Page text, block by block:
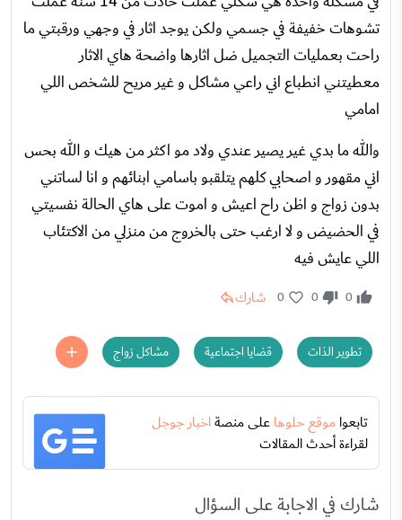
تشوهات خفيفة في جسمي ولكن يوجد اثار في وجهي ورقبتي ما
راحت بعمليات التجميل ضل اثارها واضحة هاي الاثار
معطيتني انطباع اني راعي مشاكل و غير مريح للشخص اللي
امامي
والله ما بدي غير يصير عندي ولاد مو اكثر من هيك و الله بحس
اني مقهور و اصحابي كلهم يتلقبو باسامي ابنائهم و انا لساتني
بدون زواج و اظن راح اعيش و اموت على هاي الحالة نفسيتي
في الحضيض و لا ارغب حتى بالخروج من منزلي من الاكتئاب
اللي عايش فيه
0
0
0 شارك
تطوير الذات قضايا اجتماعية مشاكل زواج
تابعواموقع حلوهاعلى منصةاخبار جوجل
لقراءة أحدث المقالات
شارك في الاجابة على السؤال